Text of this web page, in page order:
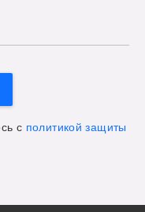
с политикой защиты